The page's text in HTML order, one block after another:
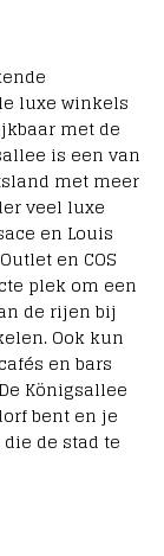
ende
le luxe winkels
met de
allee is een van
land met meer
veel luxe
ace en Louis
en COS
e plek om een
de rijen bij
en. Ook kun
cafés en bars
De Königsallee
orfbent en je
die de stad te